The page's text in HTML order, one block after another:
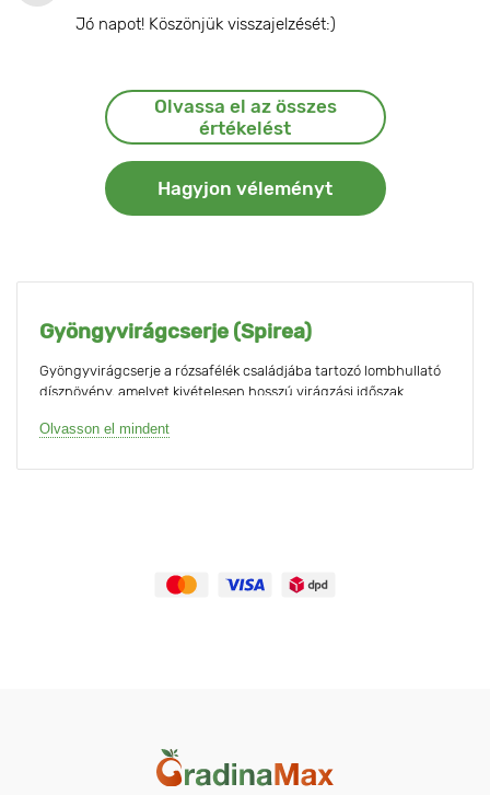
Jó napot! Köszönjük visszajelzését:)
Olvassa el az összes
értékelést
Hagyjon véleményt
Gyöngyvirágcserje (Spirea)
Gyöngyvirágcserje a rózsafélék családjába tartozó lombhullató
dísznövény, amelyet kivételesen hosszú virágzási időszak
amatőr kertészetben a tűlevelűeket talajerősítő növényként
gömbökké, félgömbökké és más geometrikus formákká
Olvasson el mindent